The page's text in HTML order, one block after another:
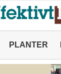
PLANTER